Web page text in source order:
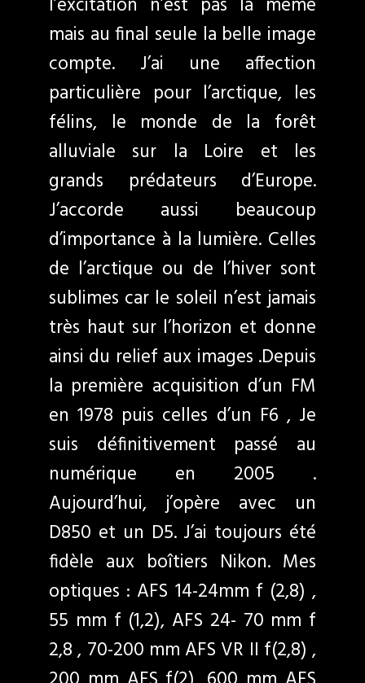
l’excitation n’est pas la même
mais au final seule la belle image
compte. J’ai une affection
particulière pour l’arctique, les
félins, le monde de la forêt
alluviale sur la Loire et les
grands prédateurs d’Europe.
J’accorde aussi beaucoup
d’importance à la lumière. Celles
de l’arctique ou de l’hiver sont
sublimes car le soleil n’est jamais
très haut sur l’horizon et donne
ainsi du relief aux images .Depuis
la première acquisition d’un FM
en 1978 puis celles d’un F6 , Je
suis définitivement passé au
numérique en 2005 .
Aujourd’hui, j’opère avec un
D850 et un D5. J’ai toujours été
fidèle aux boîtiers Nikon. Mes
optiques : AFS 14-24mm f (2,8) ,
55 mm f (1,2), AFS 24- 70 mm f
2,8 , 70-200 mm AFS VR II f(2,8) ,